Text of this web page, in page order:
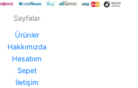
Sayfalar
Ürünler
Hakkımızda
Hesabım
Sepet
İletişim